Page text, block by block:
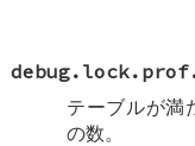
テーブルが満
の数。